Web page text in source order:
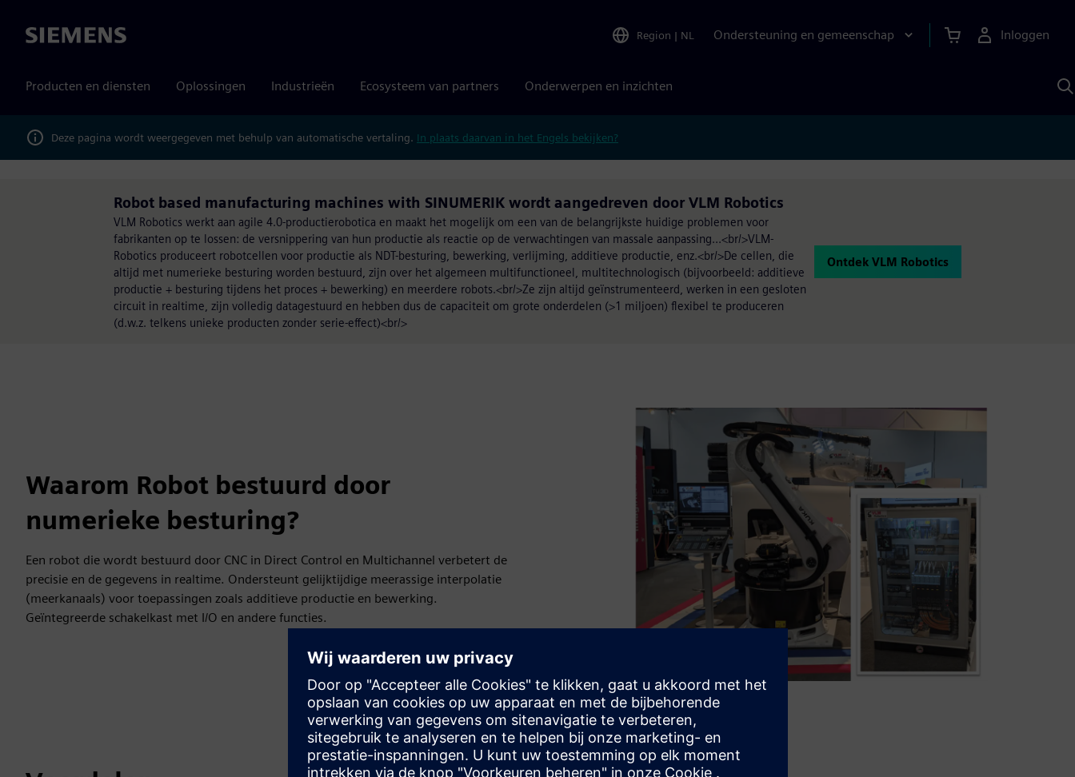
Siemens Region | NL Ondersteuning en gemeenschap Inloggen
Producten en diensten Oplossingen Industrieën Ecosysteem van partners Onderwerpen en inzichten
Deze pagina wordt weergegeven met behulp van automatische vertaling. In plaats daarvan in het Engels bekijken?
Robot based manufacturing machines with SINUMERIK wordt aangedreven door VLM Robotics
VLM Robotics werkt aan agile 4.0-productierobotica en maakt het mogelijk om een van de belangrijkste huidige problemen voor
fabrikanten op te lossen: de versnippering van hun productie als reactie op de verwachtingen van massale aanpassing...<br/>VLM-
Robotics produceert robotcellen voor productie als NDT-besturing, bewerking, verlijming, additieve productie, enz.<br/>De cellen, die
altijd met numerieke besturing worden bestuurd, zijn over het algemeen multifunctioneel, multitechnologisch (bijvoorbeeld: additieve
productie + besturing tijdens het proces + bewerking) en meerdere robots.<br/>Ze zijn altijd geïnstrumenteerd, werken in een gesloten
circuit in realtime, zijn volledig datagestuurd en hebben dus de capaciteit om grote onderdelen (>1 miljoen) flexibel te produceren
(d.w.z. telkens unieke producten zonder serie-effect)<br/>
Ontdek VLM Robotics
Waarom Robot bestuurd door
numerieke besturing?
Een robot die wordt bestuurd door CNC in Direct Control en Multichannel verbetert de
precisie en de gegevens in realtime. Ondersteunt gelijktijdige meerassige interpolatie
(meerkanaals) voor toepassingen zoals additieve productie en bewerking.
Geïntegreerde schakelkast met I/O en andere functies.